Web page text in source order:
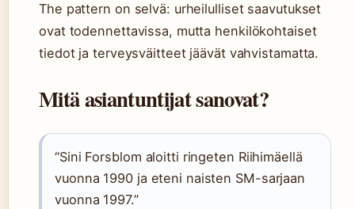
The pattern on selvä: urheilulliset saavutukset
ovat todennettavissa, mutta henkilökohtaiset
tiedot ja terveysväitteet jäävät vahvistamatta.
Mitä asiantuntijat sanovat?
“Sini Forsblom aloitti ringeten Riihimäellä
vuonna 1990 ja eteni naisten SM-sarjaan
vuonna 1997.”